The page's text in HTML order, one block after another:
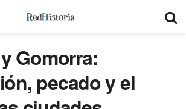
Gomorra:
pecado y el